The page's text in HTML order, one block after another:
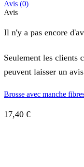
Avis (0)
Avis
Il n'y a pas encore
Seulement les clients
peuvent laisser un
Brosse avec manche
17,40 €